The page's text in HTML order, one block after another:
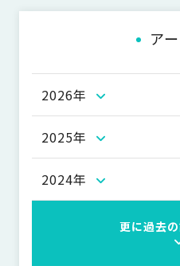
ン
ア
2026年
2025年
2024年
更に過去